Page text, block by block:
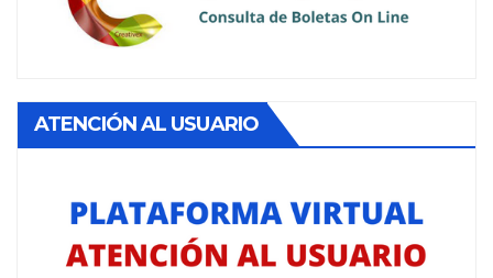
ATENCIÓN AL USUARIO